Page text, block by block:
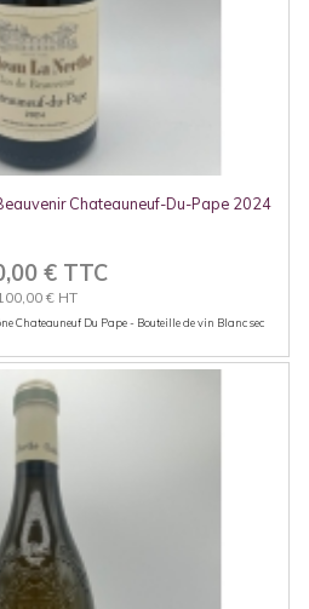
Chateauneuf-Du-Pape 2024
€ TTC
€ HT
Chateauneuf Du Pape - Bouteille de vin Blanc sec